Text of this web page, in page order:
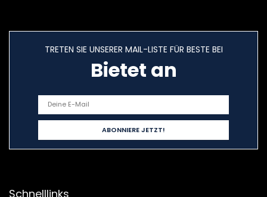
TRETEN SIE UNSERER MAIL-LISTE FÜR BESTE BEI
Bietet an
Schnelllinks